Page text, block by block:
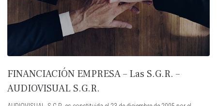
FINANCIACIÓN EMPRESA – Las S.G.R. –
AUDIOVISUAL S.G.R.